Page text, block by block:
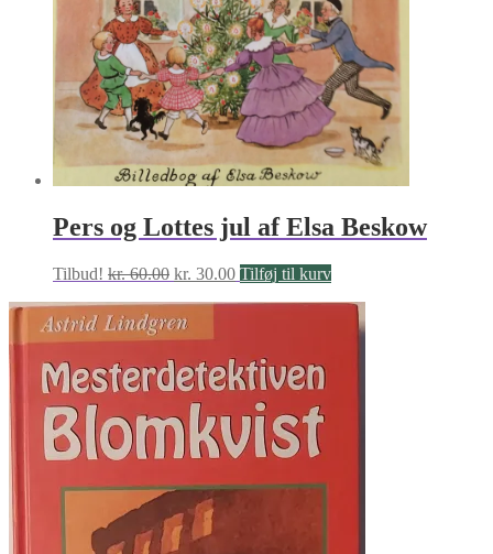
Pers og Lottes jul af Elsa Beskow
Tilbud! kr.60.00 Den
pris
var:
kr. 30.00Den
Tilføj til kurv